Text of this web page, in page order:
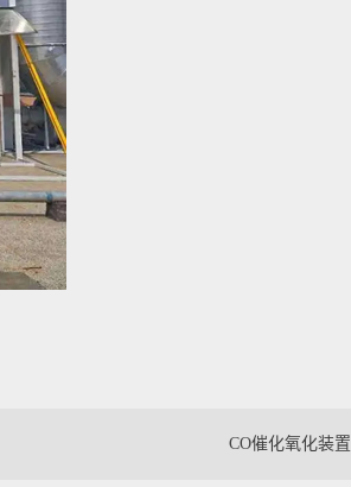
CO催化氧化装置